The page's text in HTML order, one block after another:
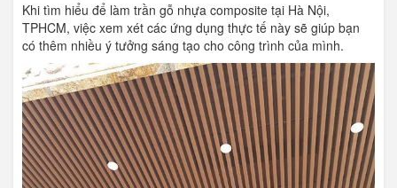
Khi tìm hiểu để làm trần gỗ nhựa composite tại Hà Nội,
TPHCM, việc xem xét các ứng dụng thực tế này sẽ giúp bạn
có thêm nhiều ý tưởng sáng tạo cho công trình của mình.